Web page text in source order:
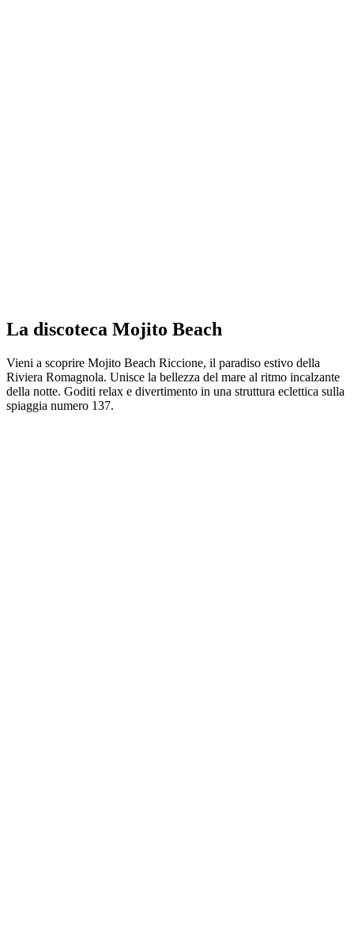
La discoteca Mojito Beach
Vieni a scoprire Mojito Beach Riccione, il paradiso estivo della
Riviera Romagnola. Unisce la bellezza del mare al ritmo incalzante
della notte. Goditi relax e divertimento in una struttura eclettica sulla
spiaggia numero 137.